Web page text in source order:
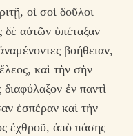
οἱ σοὶ δοῦλοι
δὲ αὐτῶν ὑπέταξαν
βοήθειαν,
καὶ τὴν σὴν
ἐν παντὶ
ἑσπέραν καὶ τὴν
ἐχθροῦ, ἀπὸ πάσης